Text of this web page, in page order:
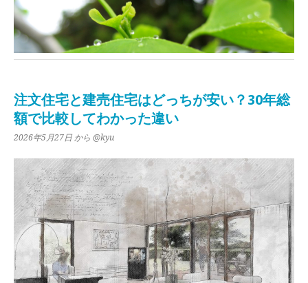
注文住宅と建売住宅はどっちが安い？30年総
額で比較してわかった違い
2026年5月27日 から @kyu